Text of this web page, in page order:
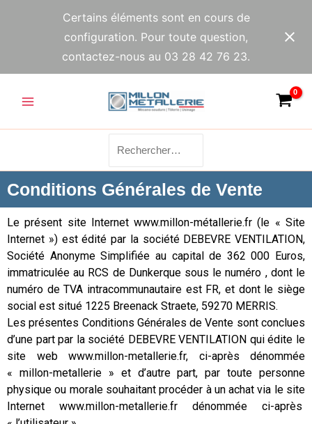
Certains éléments sont en cours de
configuration. Pour toute question,
contactez-nous au 03 28 42 76 23.
Conditions Générales de Vente
Le présent site Internet www.millon-métallerie.fr (le « Site
Internet ») est édité par la société DEBEVRE VENTILATION,
Société Anonyme Simplifiée au capital de 362 000 Euros,
immatriculée au RCS de Dunkerque sous le numéro , dont le
numéro de TVA intracommunautaire est FR, et dont le siège
social est situé 1225 Breenack Straete, 59270 MERRIS.
Les présentes Conditions Générales de Vente sont conclues
d’une part par la société DEBEVRE VENTILATION qui édite le
site web www.millon-metallerie.fr, ci-après dénommée
« millon-metallerie » et d’autre part, par toute personne
physique ou morale souhaitant procéder à un achat via le site
Internet www.millon-metallerie.fr dénommée ci-après